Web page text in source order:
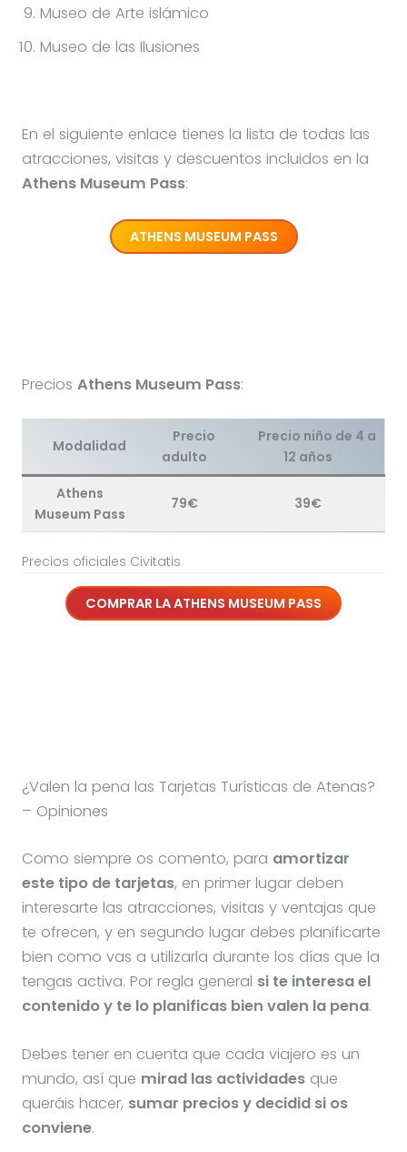
Museo de Arte islámico
Museo de las Ilusiones
En el siguiente enlace tienes la lista de todas las
atracciones, visitas y descuentos incluidos en la
Athens Museum Pass:
ATHENS MUSEUM PASS
Precios Athens Museum Pass:
Modalidad
Precio
adulto
Precio niño de 4 a
12 años
Athens
Museum Pass
79€ 39€
Precios oficiales Civitatis
COMPRAR LAATHENS MUSEUM PASS
¿Valen la pena las Tarjetas Turísticas de Atenas?
– Opiniones
Como siempre os comento, para amortizar
este tipo de tarjetas, en primer lugar deben
interesarte las atracciones, visitas y ventajas que
te ofrecen, y en segundo lugar debes planificarte
bien como vas a utilizarla durante los días que la
tengas activa. Por regla general si te interesa el
contenido y te lo planificas bien valen la pena.
Debes tener en cuenta que cada viajero es un
mundo, así que mirad las actividadesque
queráis hacer, sumar precios y decidid si os
conviene.